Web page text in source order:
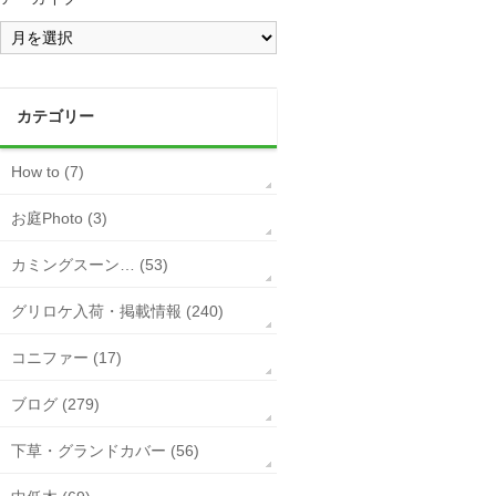
カテゴリー
How to (7)
お庭Photo (3)
カミングスーン… (53)
グリロケ入荷・掲載情報 (240)
コニファー (17)
ブログ (279)
下草・グランドカバー (56)